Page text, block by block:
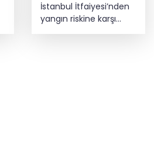
İstanbul İtfaiyesi’nden
yangın riskine karşı
videolu uyarı